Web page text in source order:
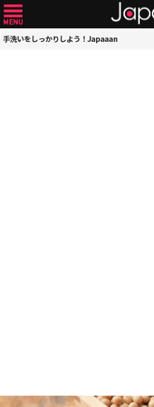
手洗いをしっかりしよう！Japaaan